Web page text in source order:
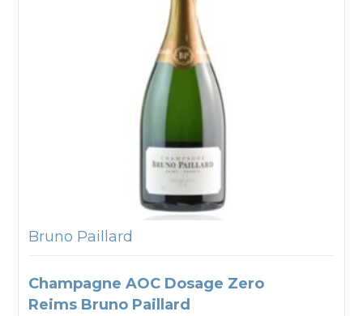
Bruno Paillard
Champagne AOC Dosage Zero
Reims Bruno Paillard